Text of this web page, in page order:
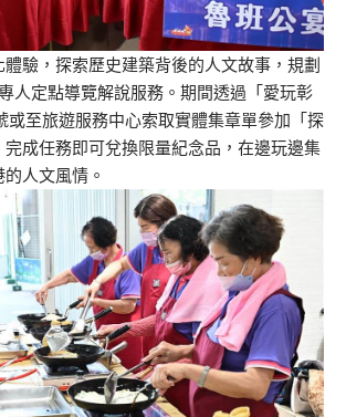
驗，探索歷史建築背後的人文故事，規劃
人定點導覽解說服務。期間透過「愛玩彰
或至旅遊服務中心索取實體集章單參加「探
成任務即可兌換限量紀念品，在邊玩邊集
人文風情。